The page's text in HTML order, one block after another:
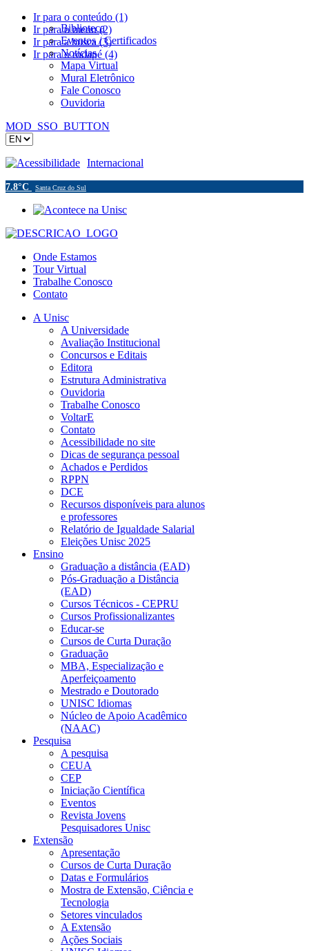
Ir para o conteúdo (1)
Ir para o menu (2)
Ir para a busca (3)
Ir para o rodapé (4)
Biblioteca
Eventos / Certificados
Notícias
Mapa Virtual
Mural Eletrônico
Fale Conosco
Ouvidoria
MOD_SSO_BUTTON
Acessibilidade Internacional
7.8°C Santa Cruz do Sul
Onde Estamos
Tour Virtual
Trabalhe Conosco
Contato
A Unisc
A Universidade
Avaliação Institucional
Concursos e Editais
Editora
Estrutura Administrativa
Ouvidoria
Trabalhe Conosco
VoltarE
Contato
Acessibilidade no site
Dicas de segurança pessoal
Achados e Perdidos
RPPN
DCE
Recursos disponíveis para alunos
e professores
Relatório de Igualdade Salarial
Eleições Unisc 2025
Ensino
Graduação a distância (EAD)
Pós-Graduação a Distância
(EAD)
Cursos Técnicos - CEPRU
Cursos Profissionalizantes
Educar-se
Cursos de Curta Duração
Graduação
MBA, Especialização e
Aperfeiçoamento
Mestrado e Doutorado
UNISC Idiomas
Núcleo de Apoio Acadêmico
(NAAC)
Pesquisa
A pesquisa
CEUA
CEP
Iniciação Científica
Eventos
Revista Jovens
Pesquisadores Unisc
Extensão
Apresentação
Cursos de Curta Duração
Datas e Formulários
Mostra de Extensão, Ciência e
Tecnologia
Setores vinculados
A Extensão
Ações Sociais